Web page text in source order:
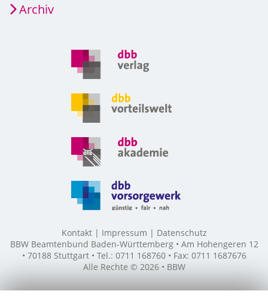
Archiv
Kontakt Impressum
Datenschutz
BBW Beamtenbund Baden-Württemberg • Am Hohengeren 12
• 70188 Stuttgart • Tel.: 0711 168760 • Fax: 0711 1687676
Alle Rechte © 2026 • BBW